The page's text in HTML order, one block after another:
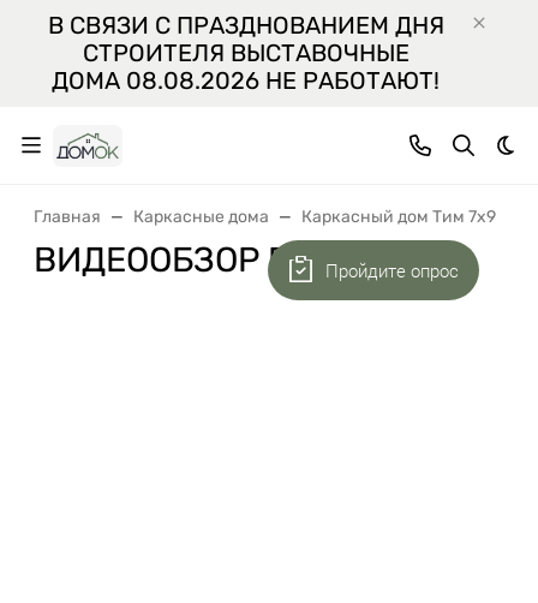
В СВЯЗИ С ПРАЗДНОВАНИЕМ ДНЯ
СТРОИТЕЛЯ ВЫСТАВОЧНЫЕ
ДОМА 08.08.2026 НЕ РАБОТАЮТ!
Главная Каркасные дома Каркасный дом Тим 7x9
ВИДЕООБЗОР ПРОЕКТА
Пройдите опрос